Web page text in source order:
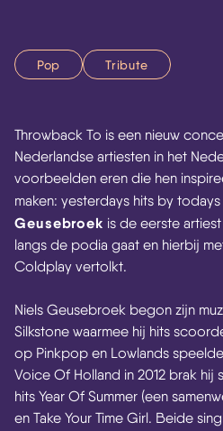
Pop Tribute
Throwback To is een nieuw
Nederlandse artiesten in het
voorbeelden eren die hen
maken: yesterdays hits by
Geusebroek is de eerste
langs de podia gaat en hierbij
Coldplay vertolkt.
Niels Geusebroek begon zijn
Silkstone waarmee hij hits
op Pinkpop en Lowlands
Voice Of Holland in 2012 brak
hits Year Of Summer (een
en Take Your Time Girl. Beide